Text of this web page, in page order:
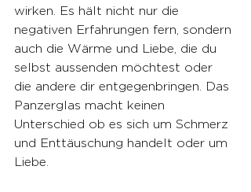
wirken. Es hält nicht nur die
negativen Erfahrungen fern, sondern
auch die Wärme und Liebe, die du
selbst aussenden möchtest oder
die andere dir entgegenbringen. Das
Panzerglas macht keinen
Unterschied ob es sich um Schmerz
und Enttäuschung handelt oder um
Liebe.